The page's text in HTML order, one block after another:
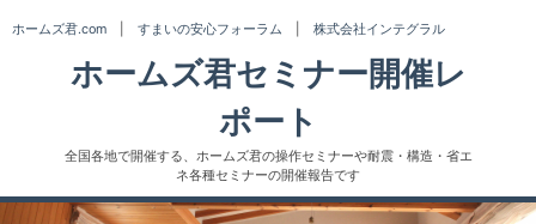
to
ホームズ君.com すまいの安心フォーラム 株式会社インテグラル
ホームズ君セミナー開催レ
ポート
全国各地で開催する、ホームズ君の操作セミナーや耐震・構造・省エ
ネ各種セミナーの開催報告です